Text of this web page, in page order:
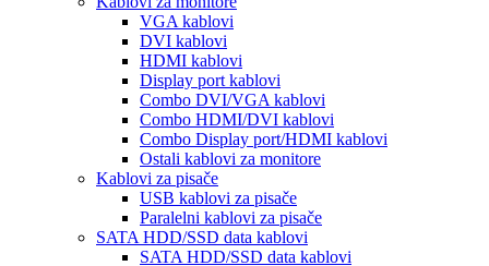
VGA kablovi
DVI kablovi
HDMI kablovi
Display port kablovi
Combo DVI/VGA kablovi
Combo HDMI/DVI kablovi
Combo Display port/HDMI kablovi
Ostali kablovi za monitore
Kablovi za pisače
USB kablovi za pisače
Paralelni kablovi za pisače
SATA HDD/SSD data kablovi
SATA HDD/SSD data kablovi